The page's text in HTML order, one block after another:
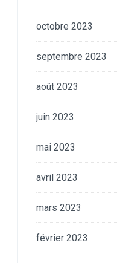
octobre 2023
septembre 2023
août 2023
juin 2023
mai 2023
avril 2023
mars 2023
février 2023